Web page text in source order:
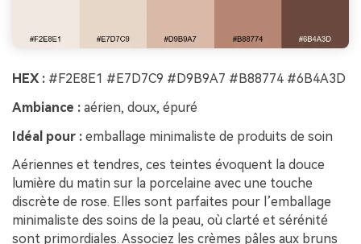
HEX : #F2E8E1 #E7D7C9 #D9B9A7 #B88774 #6B4A3D
Ambiance : aérien, doux, épuré
Idéal pour : emballage minimaliste de produits de soin
Aériennes et tendres, ces teintes évoquent la douce
lumière du matin sur la porcelaine avec une touche
discrète de rose. Elles sont parfaites pour l’emballage
minimaliste des soins de la peau, où clarté et sérénité
sont primordiales. Associez les crèmes pâles aux bruns